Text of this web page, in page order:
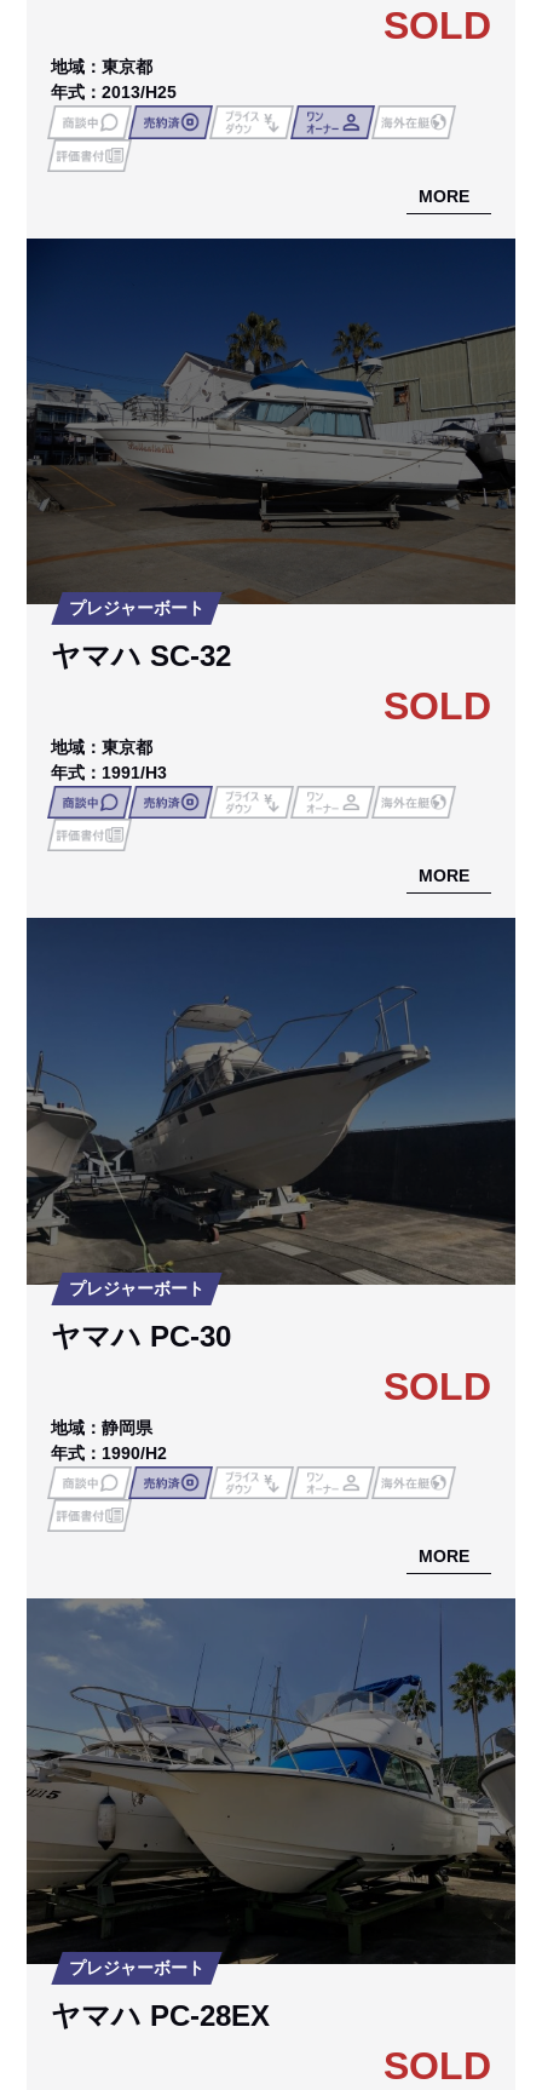
SOLD
地域：東京都
年式：2013/H25
MORE
プレジャーボート
ヤマハ SC-32
SOLD
地域：東京都
年式：1991/H3
MORE
プレジャーボート
ヤマハ PC-30
SOLD
地域：静岡県
年式：1990/H2
MORE
プレジャーボート
ヤマハ PC-28EX
SOLD